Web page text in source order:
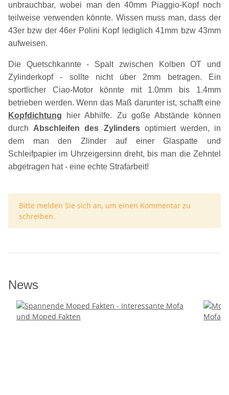
unbrauchbar, wobei man den 40mm Piaggio-Kopf noch
teilweise verwenden könnte. Wissen muss man, dass der
43er bzw der 46er Polini Kopf lediglich 41mm bzw 43mm
aufweisen.
Die Quetschkannte - Spalt zwischen Kolben OT und
Zylinderkopf - sollte nicht über 2mm betragen. Ein
sportlicher Ciao-Motor könnte mit 1.0mm bis 1.4mm
betrieben werden. Wenn das Maß darunter ist, schafft eine
Kopfdichtung hier Abhilfe. Zu goße Abstände können
durch Abschleifen des Zylinders optimiert werden, in
dem man den Zlinder auf einer Glaspatte und
Schleifpapier im Uhrzeigersinn dreht, bis man die Zehntel
abgetragen hat - eine echte Strafarbeit!
x
Bitte melden Sie sich an, um einen Kommentar zu
schreiben.
News